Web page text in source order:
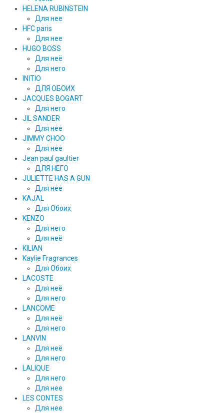
HELENA RUBINSTEIN
Для нее
HFC paris
Для нее
HUGO BOSS
Для неё
Для него
INITIO
ДЛЯ ОБОИХ
JACQUES BOGART
Для него
JIL SANDER
Для нее
JIMMY CHOO
Для нее
Jean paul gaultier
ДЛЯ НЕГО
JULIETTE HAS A GUN
Для нее
KAJAL
Для Обоих
KENZO
Для него
Для неё
KILIAN
Kaylie Fragrances
Для Обоих
LACOSTE
Для неё
Для него
LANCOME
Для неё
Для него
LANVIN
Для неё
Для него
LALIQUE
Для него
Для нее
LES CONTES
Для нее